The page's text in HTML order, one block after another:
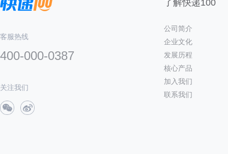
客服热线
400-000-0387
关注我们
了解快递100
公司简介
企业文化
发展历程
核心产品
加入我们
联系我们